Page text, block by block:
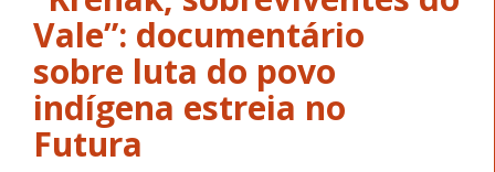
Vale”: documentário
sobre luta do povo
indígena estreia no
Futura